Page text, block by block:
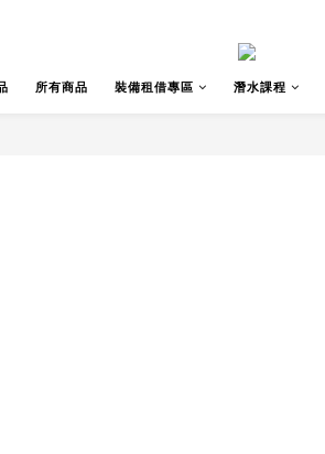
所有商品 裝備租借專區 潛水課程